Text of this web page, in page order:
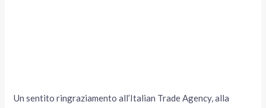
Un sentito ringraziamento all’Italian Trade Agency, alla